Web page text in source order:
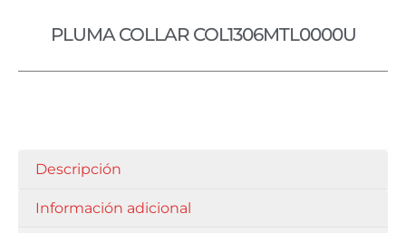
PLUMA COLLAR COL1306MTL0000U
Descripción
Información adicional